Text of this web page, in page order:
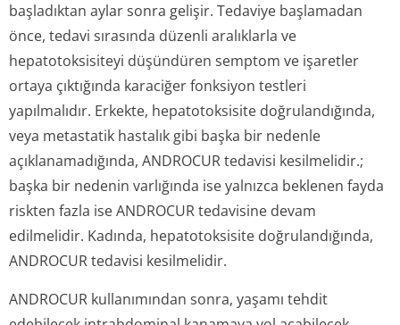
başladıktan aylar sonra gelişir. Tedaviye başlamadan
önce, tedavi sırasında düzenli aralıklarla ve
hepatotoksisiteyi düşündüren semptom ve işaretler
ortaya çıktığında karaciğer fonksiyon testleri
yapılmalıdır. Erkekte, hepatotoksisite doğrulandığında,
veya metastatik hastalık gibi başka bir nedenle
açıklanamadığında, ANDROCUR tedavisi kesilmelidir.;
başka bir nedenin varlığında ise yalnızca beklenen fayda
riskten fazla ise ANDROCUR tedavisine devam
edilmelidir. Kadında, hepatotoksisite doğrulandığında,
ANDROCUR tedavisi kesilmelidir.
ANDROCUR kullanımından sonra, yaşamı tehdit